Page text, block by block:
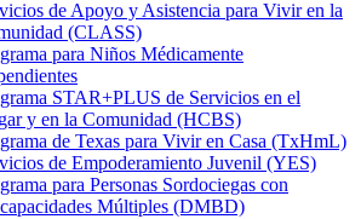
de Apoyo y Asistencia para Vivir en la
(CLASS)
para Niños Médicamente
STAR+PLUS de Servicios en el
y en la Comunidad (HCBS)
de Texas para Vivir en Casa (TxHmL)
de Empoderamiento Juvenil (YES)
para Personas Sordociegas con
Múltiples (DMBD)